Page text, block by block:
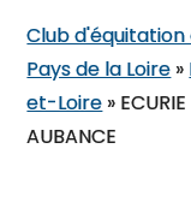
Club
Pays de la Loire »
et-Loire »
AUBANCE